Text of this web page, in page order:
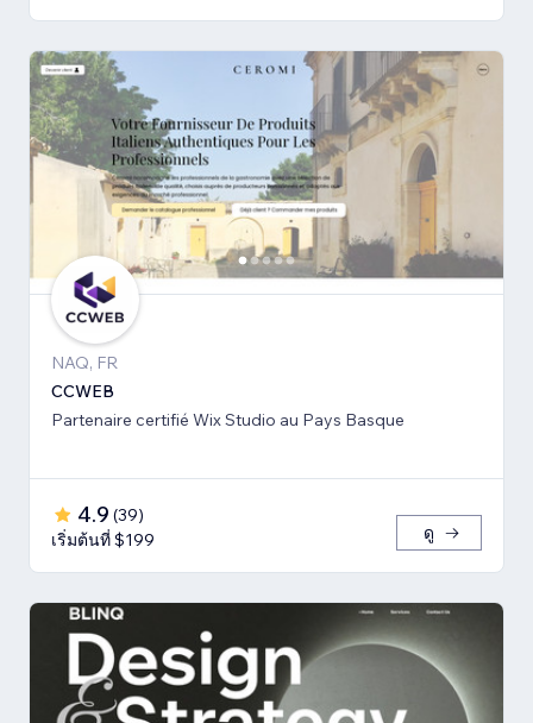
NAQ, FR
CCWEB
Partenaire certifié Wix Studio au Pays Basque
4.9 (39)
เริ่มต้นที่ $199
ดู